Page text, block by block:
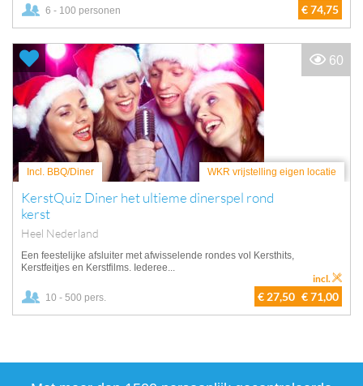
6 - 100 personen € 74,75
Incl. BBQ/Diner WKR vrijstelling eigen locatie
KerstQuiz Diner het ultieme dinerspel rond
kerst
Heel Nederland
Een feestelijke afsluiter met afwisselende rondes vol Kersthits,
Kerstfeitjes en Kerstfilms. Iederee...
10 - 500 pers. € 27,50 € 71,00
incl.
60